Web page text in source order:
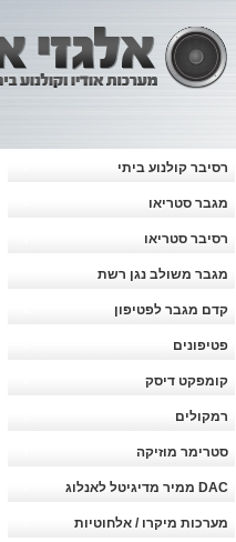
רסיבר קולנוע ביתי
מגבר סטריאו
רסיבר סטריאו
מגבר משולב נגן רשת
קדם מגבר לפטיפון
פטיפונים
קומפקט דיסק
רמקולים
סטרימר מוזיקה
DAC ממיר מדיגיטל לאנלוג
מערכות מיקרו / אלחוטיות